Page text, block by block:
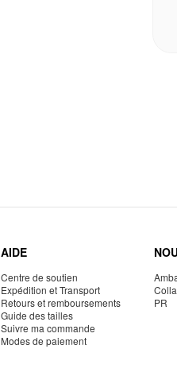
AIDE
Centre de soutien
Expédition et Transport
Retours et remboursements
Guide des tailles
Suivre ma commande
Modes de paiement
PR